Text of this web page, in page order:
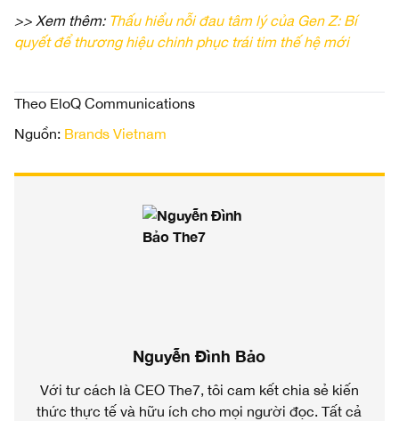
>> Xem thêm: Thấu hiểu nỗi đau tâm lý của Gen Z: Bí
quyết để thương hiệu chinh phục trái tim thế hệ mới
Theo EloQ Communications
Nguồn: Brands Vietnam
Nguyễn Đình Bảo
Với tư cách là CEO The7, tôi cam kết chia sẻ kiến
thức thực tế và hữu ích cho mọi người đọc. Tất cả